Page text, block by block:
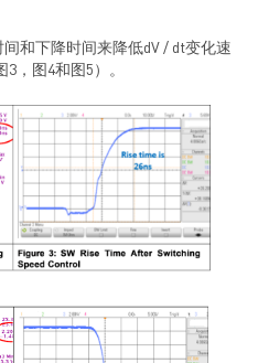
和下降时间来降低dV / dt变化速
，图4和图5）。